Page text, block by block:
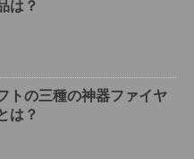
は？
トの三種の神器ファイヤ
は？